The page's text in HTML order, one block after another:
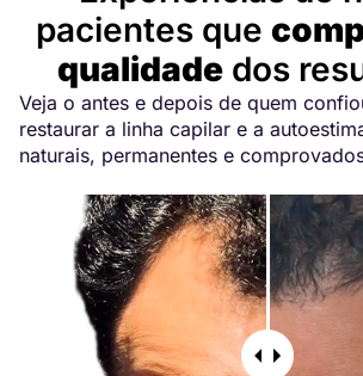
pacientes que
qualidade dos
Veja o antes e depois de quem
restaurar a linha capilar e a
naturais, permanentes e